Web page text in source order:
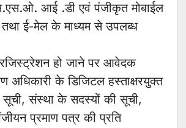
आई .डी एवं पंजीकृत मोबाईल
ई-मेल के माध्यम से उपलब्ध
हो जाने पर आवेदक
अधिकारी के डिजिटल हस्ताक्षरयुक्त
सूची, संस्था के सदस्यों की सूची,
प्रमाण पत्र की प्रति